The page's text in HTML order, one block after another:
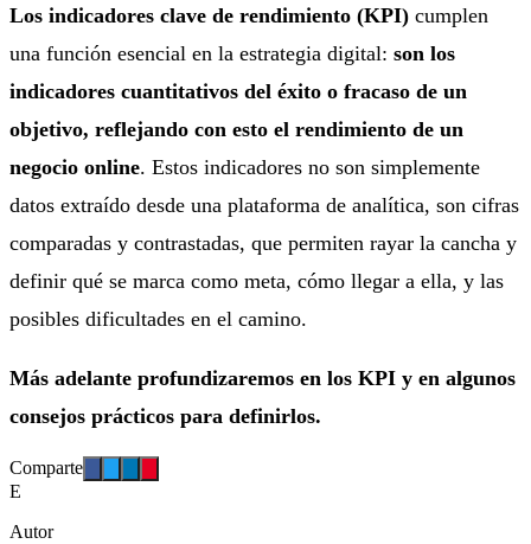
Los indicadores clave de rendimiento (KPI) cumplen
una función esencial en la estrategia digital: son los
indicadores cuantitativos del éxito o fracaso de un
objetivo, reflejando con esto el rendimiento de un
negocio online. Estos indicadores no son simplemente
datos extraído desde una plataforma de analítica, son cifras
comparadas y contrastadas, que permiten rayar la cancha y
definir qué se marca como meta, cómo llegar a ella, y las
posibles dificultades en el camino.
Más adelante profundizaremos en los KPI y en algunos
consejos prácticos para definirlos.
Comparte
E
Autor